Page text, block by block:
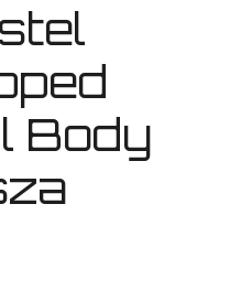
Body